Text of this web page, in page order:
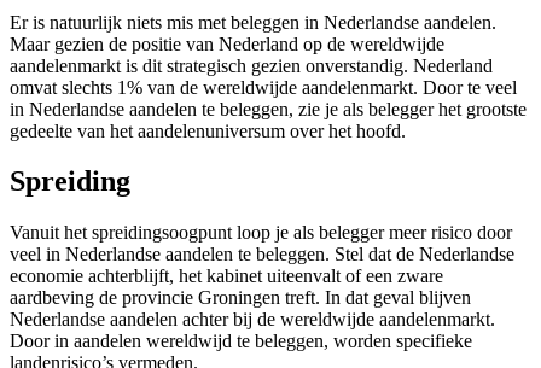
Er is natuurlijk niets mis met beleggen in Nederlandse aandelen.
Maar gezien de positie van Nederland op de wereldwijde
aandelenmarkt is dit strategisch gezien onverstandig. Nederland
omvat slechts 1% van de wereldwijde aandelenmarkt. Door te veel
in Nederlandse aandelen te beleggen, zie je als belegger het grootste
gedeelte van het aandelenuniversum over het hoofd.
Spreiding
Vanuit het spreidingsoogpunt loop je als belegger meer risico door
veel in Nederlandse aandelen te beleggen. Stel dat de Nederlandse
economie achterblijft, het kabinet uiteenvalt of een zware
aardbeving de provincie Groningen treft. In dat geval blijven
Nederlandse aandelen achter bij de wereldwijde aandelenmarkt.
Door in aandelen wereldwijd te beleggen, worden specifieke
landenrisico’s vermeden.